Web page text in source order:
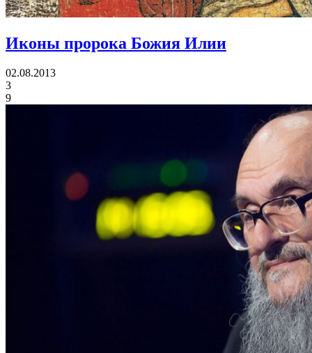
Иконы пророка Божия Илии
02.08.2013
3
9